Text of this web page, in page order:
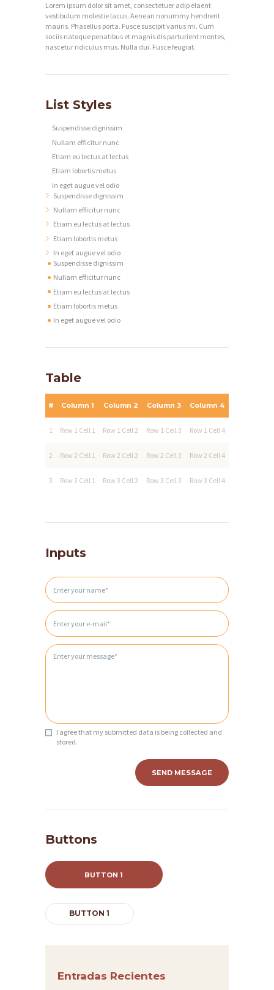
Lorem ipsum dolor sit amet, consectetuer adip elaent
vestibulum molestie lacus. Aenean nonummy hendrerit
mauris. Phasellus porta. Fusce suscipit varius mi. Cum
sociis natoque penatibus et magnis dis parturient montes,
nascetur ridiculus mus. Nulla dui. Fusce feugiat.
List Styles
Suspendisse dignissim
Nullam efficitur nunc
Etiam eu lectus at lectus
Etiam lobortis metus
In eget augue vel odio
Suspendisse dignissim
Nullam efficitur nunc
Etiam eu lectus at lectus
Etiam lobortis metus
In eget augue vel odio
Suspendisse dignissim
Nullam efficitur nunc
Etiam eu lectus at lectus
Etiam lobortis metus
In eget augue vel odio
Table
# Column 1 Column 2 Column 3 Column 4
1 Row 1 Cell 1 Row 1 Cell 2 Row 1 Cell 3 Row 1 Cell 4
2 Row 2 Cell 1 Row 2 Cell 2 Row 2 Cell 3 Row 2 Cell 4
3 Row 3 Cell 1 Row 3 Cell 2 Row 3 Cell 3 Row 3 Cell 4
Inputs
I agree that my submitted data is being collected and
stored.
Buttons
BUTTON 1
BUTTON 1
Entradas Recientes